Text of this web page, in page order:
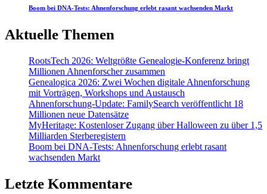
Boom bei DNA-Tests: Ahnenforschung erlebt rasant wachsenden Markt
Aktuelle Themen
RootsTech 2026: Weltgrößte Genealogie-Konferenz bringt
Millionen Ahnenforscher zusammen
Genealogica 2026: Zwei Wochen digitale Ahnenforschung
mit Vorträgen, Workshops und Austausch
Ahnenforschung-Update: FamilySearch veröffentlicht 18
Millionen neue Datensätze
MyHeritage: Kostenloser Zugang über Halloween zu über 1,5
Milliarden Sterberegistern
Boom bei DNA-Tests: Ahnenforschung erlebt rasant
wachsenden Markt
Letzte Kommentare